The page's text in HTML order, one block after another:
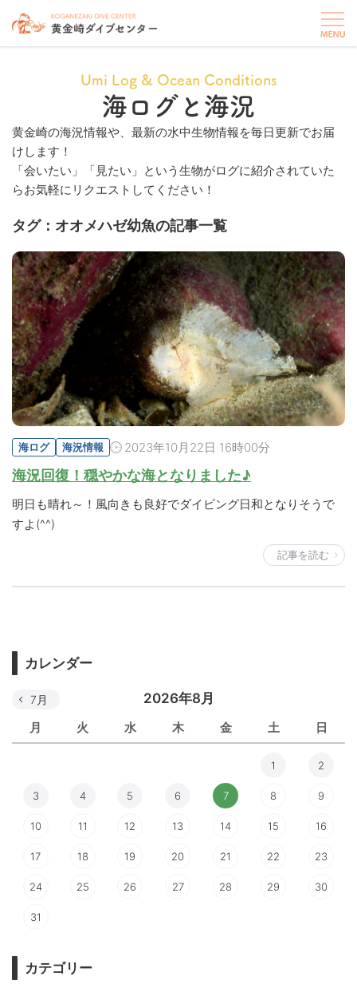
Umi Log & Ocean Conditions
海ログと海況
黄金崎の海況情報や、最新の水中生物情報を毎日更新でお届
けします！
「会いたい」「見たい」という生物がログに紹介されていた
らお気軽にリクエストしてください！
タグ：オオメハゼ幼魚の記事一覧
海ログ 海況情報 2023年10月22日 16時00分
海況回復！穏やかな海となりました♪
明日も晴れ～！風向きも良好でダイビング日和となりそうで
すよ(^^)
記事を読む
カレンダー
2026年8月
月 火 水 木 金 土 日
7月
1 2
3 4 5 6 7 8 9
10 11 12 13 14 15 16
17 18 19 20 21 22 23
24 25 26 27 28 29 30
31
カテゴリー